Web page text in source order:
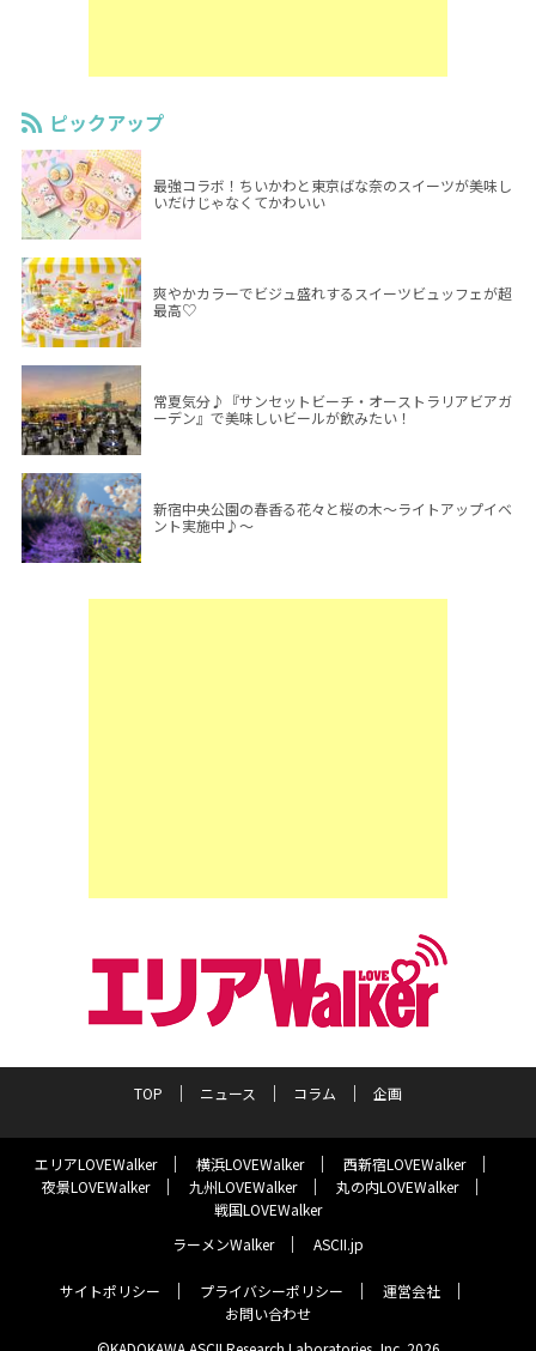
ピックアップ
最強コラボ！ちいかわと東京ばな奈のスイーツが美味し
いだけじゃなくてかわいい
爽やかカラーでビジュ盛れするスイーツビュッフェが超
最高♡
常夏気分♪『サンセットビーチ・オーストラリアビアガ
ーデン』で美味しいビールが飲みたい！
新宿中央公園の春香る花々と桜の木～ライトアップイベ
ント実施中♪～
TOP ニュース コラム 企画
エリアLOVEWalker 横浜LOVEWalker
西新宿LOVEWalker
夜景LOVEWalker
九州LOVEWalker
丸の内LOVEWalker
戦国LOVEWalker
ラーメンWalker
ASCII.jp
サイトポリシー プライバシーポリシー
運営会社
お問い合わせ